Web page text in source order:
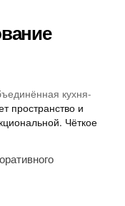
кухня-
пространство и
Чёткое